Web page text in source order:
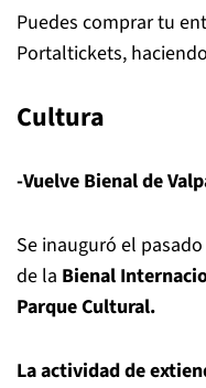
Puedes comprar tu
Portaltickets,
Cultura
-Vuelve Bienal de
Se inauguró el
de la Bienal
Parque Cultural.
La actividad de